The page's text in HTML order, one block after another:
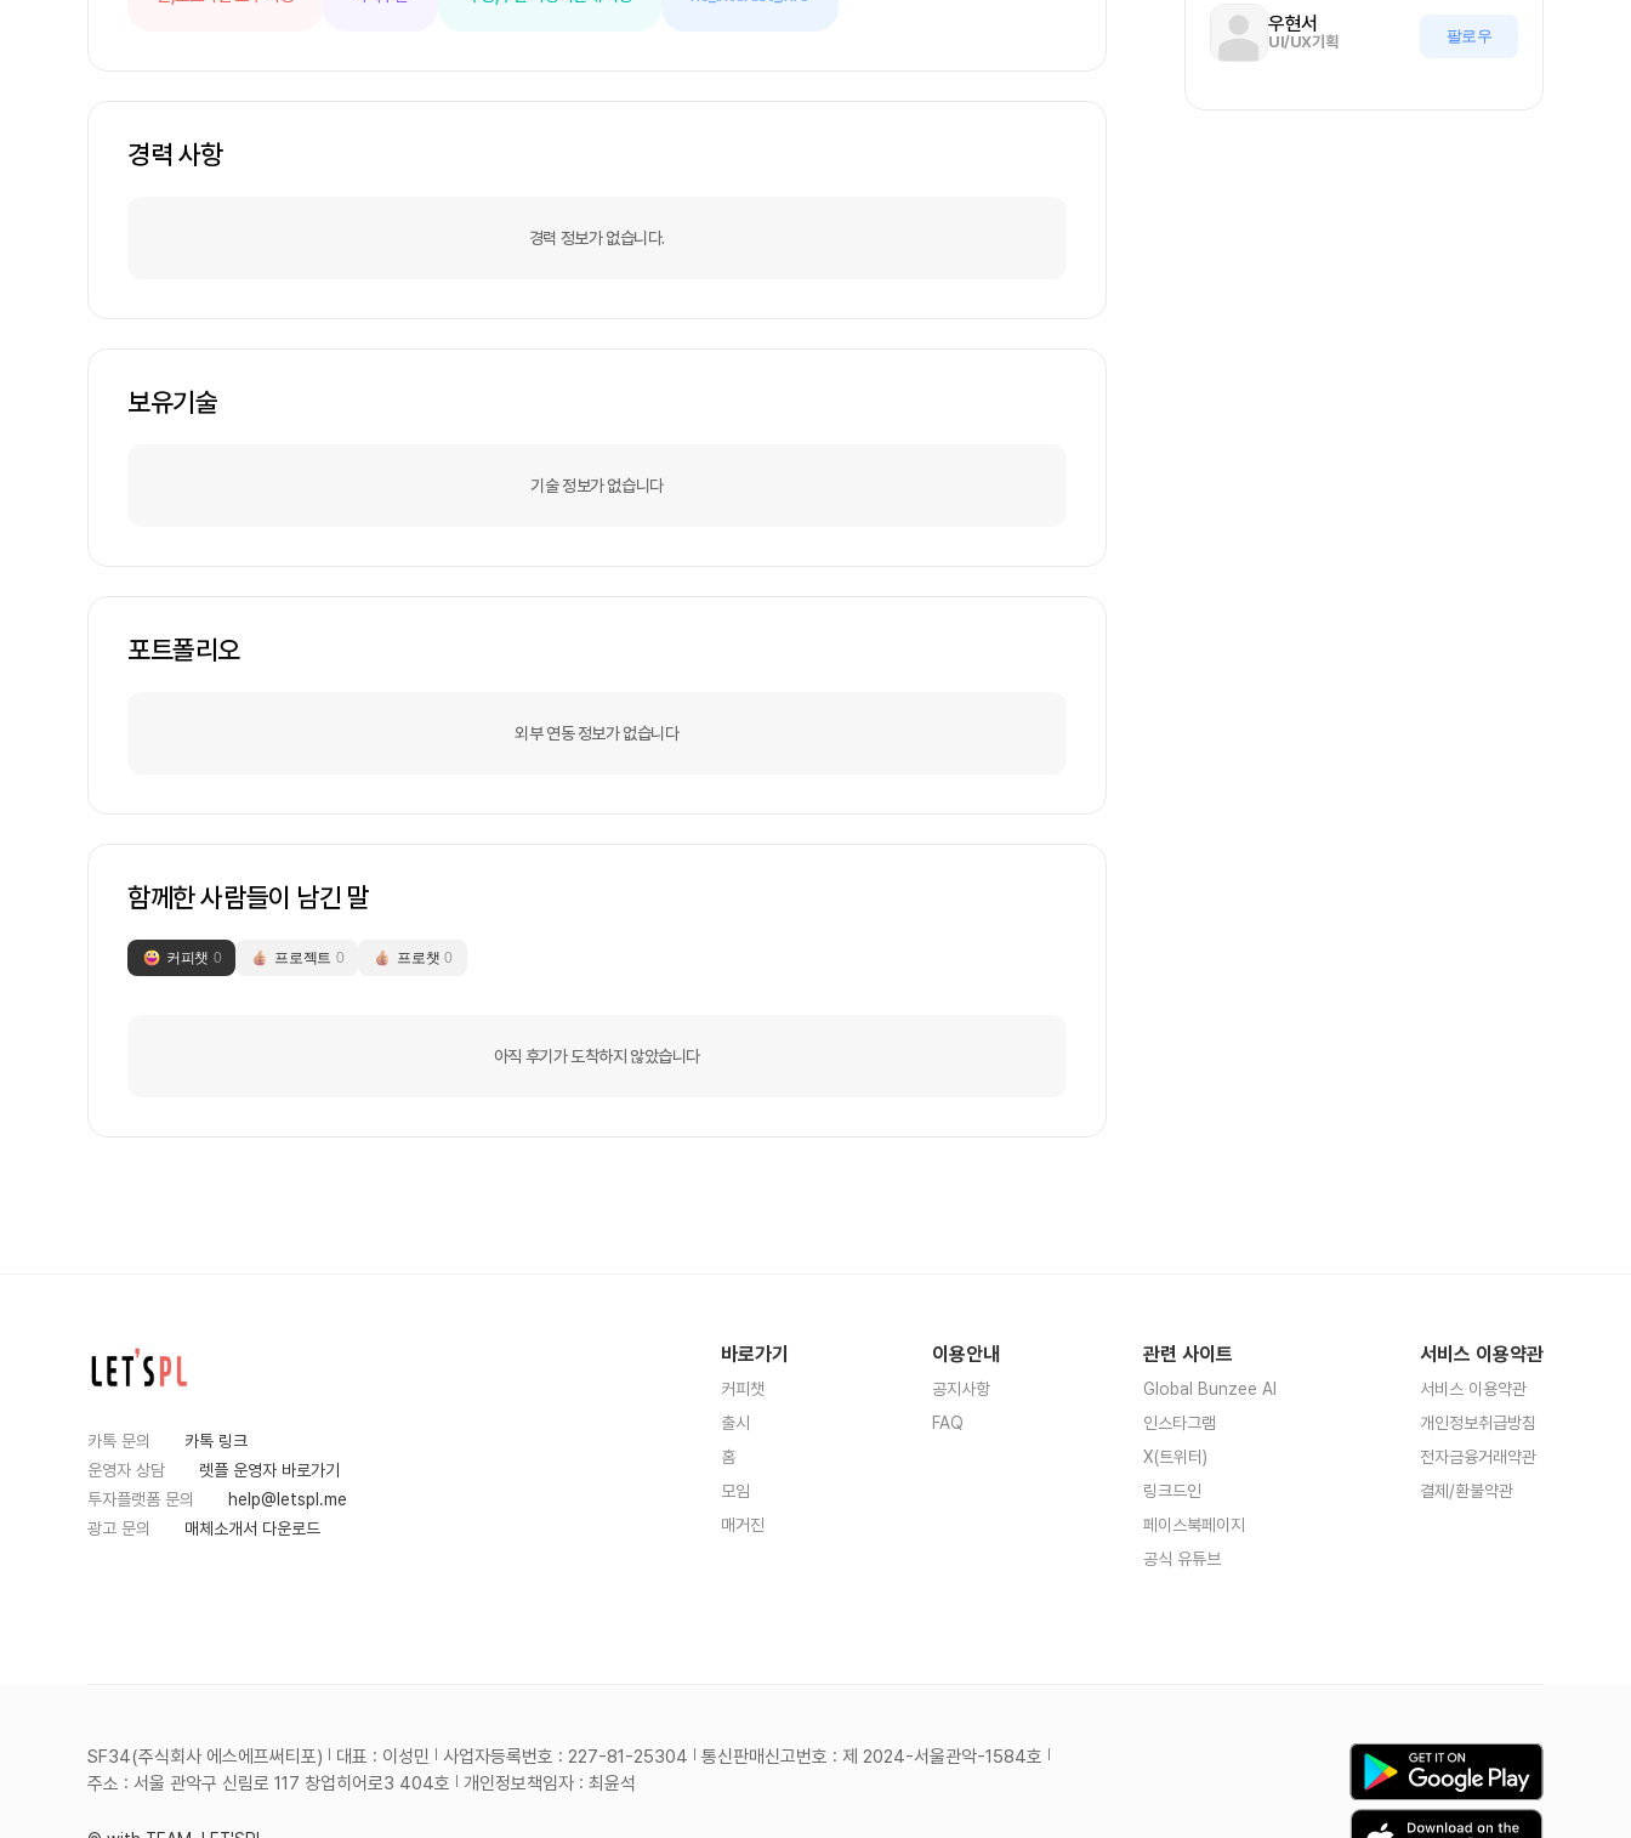
경력 사항
경력 정보가 없습니다.
보유기술
기술 정보가 없습니다
포트폴리오
외부 연동 정보가 없습니다
함께한 사람들이 남긴 말
커피챗 0 프로젝트 0 프로챗 0
아직 후기가 도착하지 않았습니다
우현서
UI/UX기획 팔로우
카톡 문의
카톡 링크
운영자 상담
렛플 운영자 바로가기
투자플랫폼 문의
help@letspl.me
광고 문의
매체소개서 다운로드
바로가기
커피챗
출시
홈
모임
매거진
이용안내
공지사항
FAQ
관련 사이트
Global Bunzee AI
인스타그램
X(트위터)
링크드인
페이스북페이지
공식 유튜브
서비스 이용약관
서비스 이용약관
개인정보취급방침
전자금융거래약관
결제/환불약관
SF34(주식회사 에스에프써티포) 대표 : 이성민 사업자등록번호 : 227-81-25304
통신판매신고번호 : 제 2024-서울관악-1584호
주소 : 서울 관악구 신림로 117 창업히어로3 404호
개인정보책임자 : 최윤석